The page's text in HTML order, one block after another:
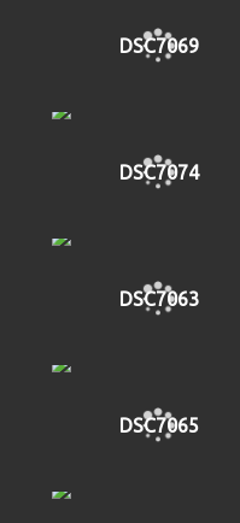
DSC7069
DSC7074
DSC7063
DSC7065